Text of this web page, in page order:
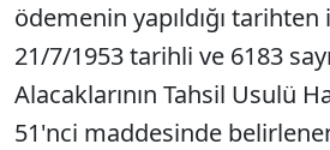
ödemenin yapıldığı
21/7/1953 tarihli ve 6183
Alacaklarının Tahsil Usulü
51'nci maddesinde